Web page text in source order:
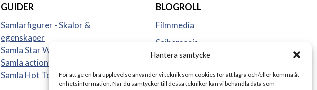
Hantera samtycke
För att ge en bra upplevelse använder vi teknik som cookies för att lagra och/eller komma åt
enhetsinformation. När du samtycker till dessa tekniker kan vi behandla data som
GUIDER
Samlarfigurer - Skalor &
egenskaper
Samla Star Wars figurer
Samla actionfigurer
Samla Hot Toys
BLOGROLL
Filmmedia
Sajberspejs
Strange things